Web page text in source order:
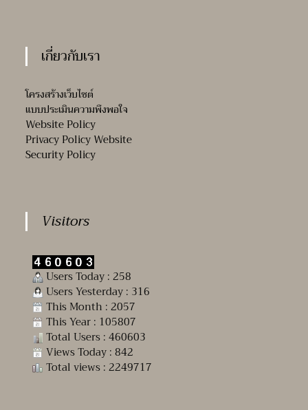
เกี่ยวกับเรา
โครงสร้างเว็บไซต์
แบบประเมินความพึงพอใจ
Website Policy
Privacy Policy Website
Security Policy
Visitors
Users Today : 258
Users Yesterday : 316
This Month : 2057
This Year : 105807
Total Users : 460603
Views Today : 842
Total views : 2249717